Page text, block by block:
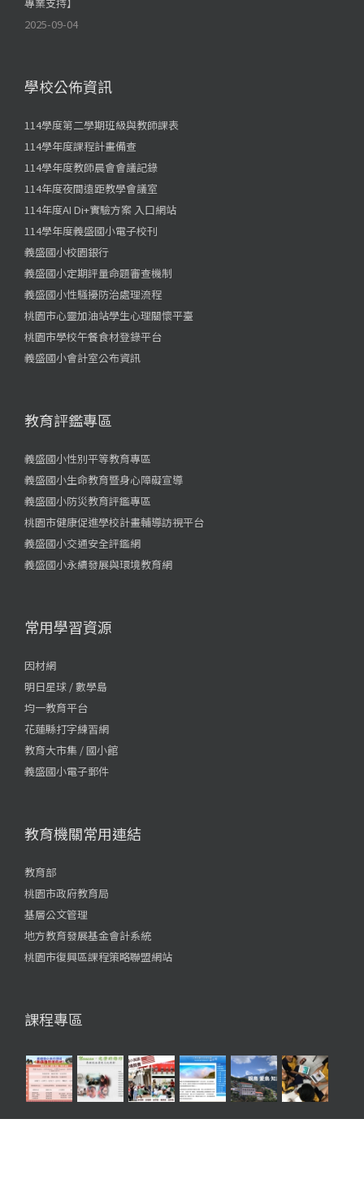
2025-09-04
學校公佈資訊
114學度第二學期班級與教師課表
114學年度課程計畫備查
114學年度教師晨會會議記錄
114年度夜間遠距教學會議室
114年度AI Di+實驗方案 入口網站
114學年度義盛國小電子校刊
義盛國小校園銀行
義盛國小定期評量命題審查機制
義盛國小性騷擾防治處理流程
桃園市心靈加油站學生心理關懷平臺
桃園市學校午餐食材登錄平台
義盛國小會計室公布資訊
教育評鑑專區
義盛國小性別平等教育專區
義盛國小生命教育暨身心障礙宣導
義盛國小防災教育評鑑專區
桃園市健康促進學校計畫輔導訪視平台
義盛國小交通安全評鑑網
義盛國小永續發展與環境教育網
常用學習資源
因材網
明日星球 / 數學島
均一教育平台
花蓮縣打字練習網
教育大市集 / 國小館
義盛國小電子郵件
教育機關常用連結
教育部
桃園市政府教育局
基層公文管理
地方教育發展基金會計系統
桃園市復興區課程策略聯盟網站
課程專區